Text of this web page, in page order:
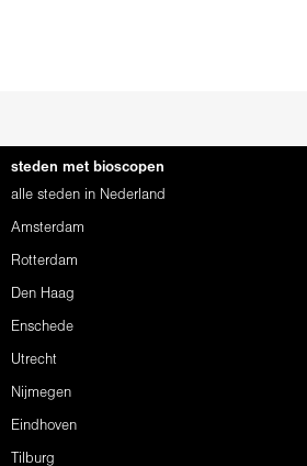
steden met bioscopen
alle steden in Nederland
Amsterdam
Rotterdam
Den Haag
Enschede
Utrecht
Nijmegen
Eindhoven
Tilburg